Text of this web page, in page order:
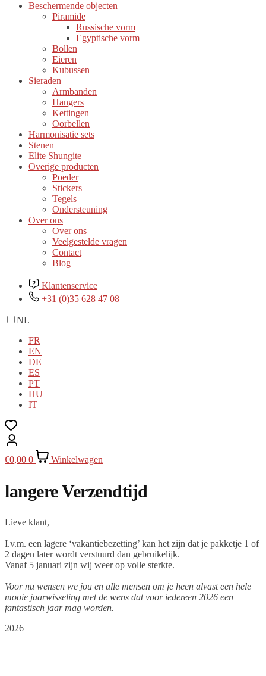
Beschermende objecten
Piramide
Russische vorm
Egyptische vorm
Bollen
Eieren
Kubussen
Sieraden
Armbanden
Hangers
Kettingen
Oorbellen
Harmonisatie sets
Stenen
Elite Shungite
Overige producten
Poeder
Stickers
Tegels
Ondersteuning
Over ons
Over ons
Veelgestelde vragen
Contact
Blog
Klantenservice
+31 (0)35 628 47 08
NL
FR
EN
DE
ES
PT
HU
IT
€0,00 0 Winkelwagen
langere Verzendtijd
Lieve klant,
I.v.m. een lagere ‘vakantiebezetting’ kan het zijn dat je pakketje 1 of
2 dagen later wordt verstuurd dan gebruikelijk.
Vanaf 5 januari zijn wij weer op volle sterkte.
Voor nu wensen we jou en alle mensen om je heen alvast een hele
mooie jaarwisseling met de wens dat voor iedereen 2026 een
fantastisch jaar mag worden.
2026